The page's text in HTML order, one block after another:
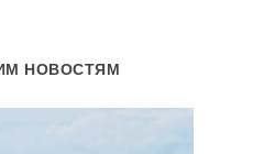
НОВОСТЯМ